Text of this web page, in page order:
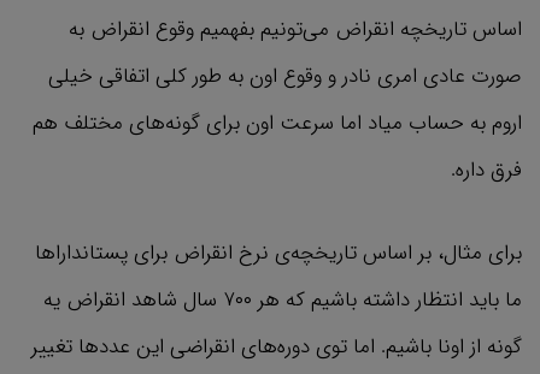
اساس تاریخچه انقراض می‌تونیم بفهمیم وقوع انقراض به
صورت عادی امری نادر و وقوع اون به طور کلی اتفاقی خیلی
اروم به حساب میاد اما سرعت اون برای گونه‌های مختلف هم
فرق داره.
برای مثال، بر اساس تاریخچه‌ی نرخ انقراض برای پستانداراها
ما باید انتظار داشته باشیم که هر ۷۰۰ سال شاهد انقراض یه
گونه از اونا باشیم. اما توی دوره‌های انقراضی این عددها تغییر